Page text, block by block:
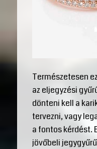
Természetesen
az eljegyzési
dönteni kell a
tervezni, vagy
a fontos kérdést.
jövőbeli